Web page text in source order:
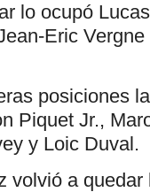
lo ocupó
Eric
posiciones
Piquet Jr.,
y Loic Duval.
volvió a quedar